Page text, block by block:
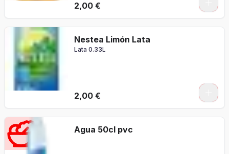
2,00 €
Nestea Limón Lata
Lata 0.33L
2,00 €
Agua 50cl pvc